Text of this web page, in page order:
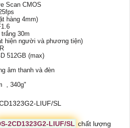
Scan CMOS
hàng 4mm)
30m
hiện người và phương tiện)
512GB (max)
âm thanh và đèn
, 340g"
2CD1323G2-LIUF/SL chất lượng